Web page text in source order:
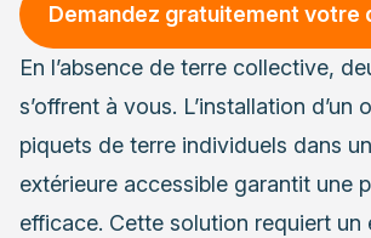
Demandez gratuitement votre
En l’absence de terre collective,
s’offrent à vous. L’installation d’un
piquets de terre individuels dans
extérieure accessible garantit une
efficace. Cette solution requiert un